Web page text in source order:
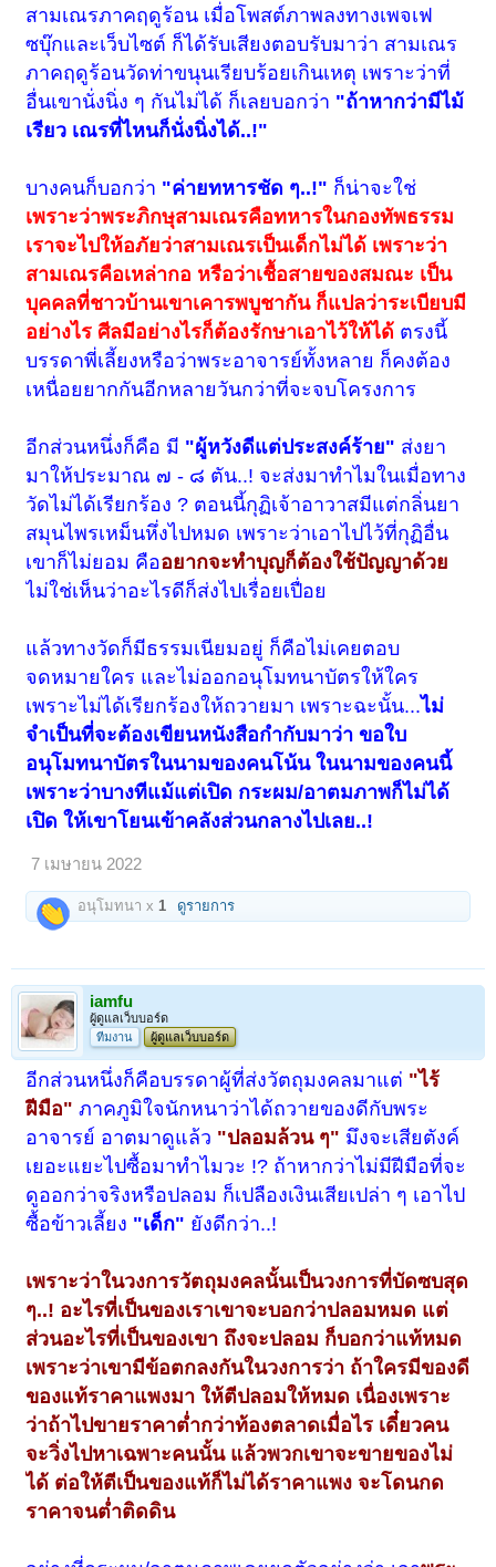
สามเณรภาคฤดูร้อน เมื่อโพสต์ภาพลงทางเพจเฟ
ซบุ๊กและเว็บไซต์ ก็ได้รับเสียงตอบรับมาว่า สามเณร
ภาคฤดูร้อนวัดท่าขนุนเรียบร้อยเกินเหตุ เพราะว่าที่
อื่นเขานั่งนิ่ง ๆ กันไม่ได้ ก็เลยบอกว่า "ถ้าหากว่ามีไม้
เรียว เณรที่ไหนก็นั่งนิ่งได้..!"
บางคนก็บอกว่า "ค่ายทหารชัด ๆ..!" ก็น่าจะใช่
เพราะว่าพระภิกษุสามเณรคือทหารในกองทัพธรรม
เราจะไปให้อภัยว่าสามเณรเป็นเด็กไม่ได้ เพราะว่า
สามเณรคือเหล่ากอ หรือว่าเชื้อสายของสมณะ เป็น
บุคคลที่ชาวบ้านเขาเคารพบูชากัน ก็แปลว่าระเบียบมี
อย่างไร ศีลมีอย่างไรก็ต้องรักษาเอาไว้ให้ได้ ตรงนี้
บรรดาพี่เลี้ยงหรือว่าพระอาจารย์ทั้งหลาย ก็คงต้อง
เหนื่อยยากกันอีกหลายวันกว่าที่จะจบโครงการ
อีกส่วนหนึ่งก็คือ มี "ผู้หวังดีแต่ประสงค์ร้าย" ส่งยา
มาให้ประมาณ ๗ - ๘ ตัน..! จะส่งมาทำไมในเมื่อทาง
วัดไม่ได้เรียกร้อง ? ตอนนี้กุฏิเจ้าอาวาสมีแต่กลิ่นยา
สมุนไพรเหม็นหึ่งไปหมด เพราะว่าเอาไปไว้ที่กุฏิอื่น
เขาก็ไม่ยอม คืออยากจะทำบุญก็ต้องใช้ปัญญาด้วย
ไม่ใช่เห็นว่าอะไรดีก็ส่งไปเรื่อยเปื่อย
แล้วทางวัดก็มีธรรมเนียมอยู่ ก็คือไม่เคยตอบ
จดหมายใคร และไม่ออกอนุโมทนาบัตรให้ใคร
เพราะไม่ได้เรียกร้องให้ถวายมา เพราะฉะนั้น...ไม่
จำเป็นที่จะต้องเขียนหนังสือกำกับมาว่า ขอใบ
อนุโมทนาบัตรในนามของคนโน้น ในนามของคนนี้
เพราะว่าบางทีแม้แต่เปิด กระผม/อาตมภาพก็ไม่ได้
เปิด ให้เขาโยนเข้าคลังส่วนกลางไปเลย..!
7 เมษายน 2022
อนุโมทนา x1 ดูรายการ
iamfu
ผู้ดูแลเว็บบอร์ด
ทีมงาน
ผู้ดูแลเว็บบอร์ด
อีกส่วนหนึ่งก็คือบรรดาผู้ที่ส่งวัตถุมงคลมาแต่ "ไร้
ฝีมือ" ภาคภูมิใจนักหนาว่าได้ถวายของดีกับพระ
อาจารย์ อาตมาดูแล้ว "ปลอมล้วน ๆ" มึงจะเสียตังค์
เยอะแยะไปซื้อมาทำไมวะ !? ถ้าหากว่าไม่มีฝีมือที่จะ
ดูออกว่าจริงหรือปลอม ก็เปลืองเงินเสียเปล่า ๆ เอาไป
ซื้อข้าวเลี้ยง "เด็ก" ยังดีกว่า..!
เพราะว่าในวงการวัตถุมงคลนั้นเป็นวงการที่บัดซบสุด
ๆ..! อะไรที่เป็นของเราเขาจะบอกว่าปลอมหมด แต่
ส่วนอะไรที่เป็นของเขา ถึงจะปลอม ก็บอกว่าแท้หมด
เพราะว่าเขามีข้อตกลงกันในวงการว่า ถ้าใครมีของดี
ของแท้ราคาแพงมา ให้ตีปลอมให้หมด เนื่องเพราะ
ว่าถ้าไปขายราคาต่ำกว่าท้องตลาดเมื่อไร เดี๋ยวคน
จะวิ่งไปหาเฉพาะคนนั้น แล้วพวกเขาจะขายของไม่
ได้ ต่อให้ตีเป็นของแท้ก็ไม่ได้ราคาแพง จะโดนกด
ราคาจนต่ำติดดิน